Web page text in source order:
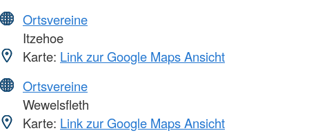
Ortsvereine
Itzehoe
Karte: Link zur Google Maps Ansicht
Ortsvereine
Wewelsfleth
Karte: Link zur Google Maps Ansicht